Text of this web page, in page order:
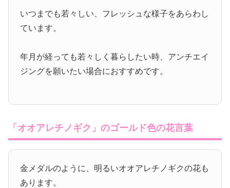
いつまでも若々しい、フレッシュな様子をあらわし
ています。
年月が経っても若々しく暮らしたい時、アンチエイ
ジングを願いたい場合におすすめです。
「オオアレチノギク」のゴールド色の花言葉
金メダルのように、明るいオオアレチノギクの花も
あります。